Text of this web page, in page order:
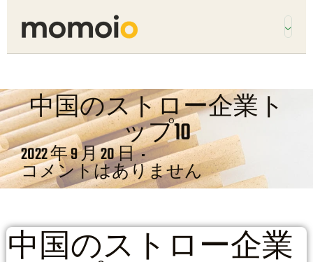
中国のストロー企業ト
ップ10
2022 年 9 月 20 日
コメントはありません
中国のストロー企業